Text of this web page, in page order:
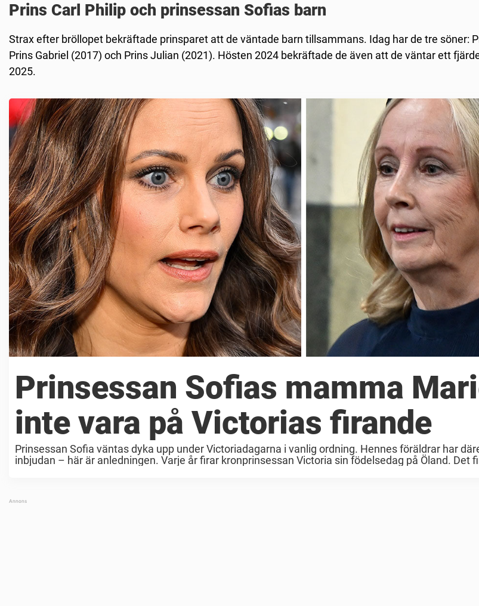
Prins Carl Philip och prinsessan Sofias barn
Strax efter bröllopet bekräftade prinsparet att de väntade barn tillsammans. Idag har de tre söner:
Prins Gabriel (2017) och Prins Julian (2021). Hösten 2024 bekräftade de även att de väntar ett
2025.
Prinsessan Sofias mamma
inte vara på Victorias firande
Prinsessan Sofia väntas dyka upp under Victoriadagarna i vanlig ordning. Hennes föräldrar har
inbjudan – här är anledningen. Varje år firar kronprinsessan Victoria sin födelsedag på Öland. Det